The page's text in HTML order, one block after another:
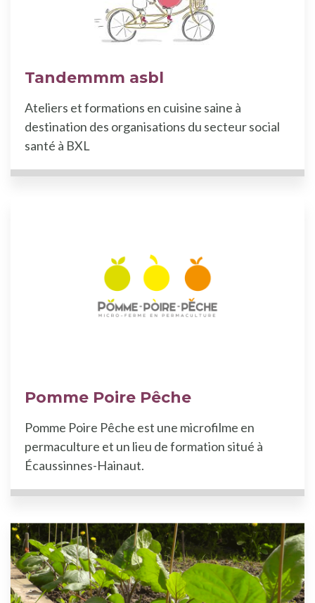
Tandemmm asbl
Ateliers et formations en cuisine saine à
destination des organisations du secteur social
santé à BXL
Pomme Poire Pêche
Pomme Poire Pêche est une microfilme en
permaculture et un lieu de formation situé à
Écaussinnes-Hainaut.